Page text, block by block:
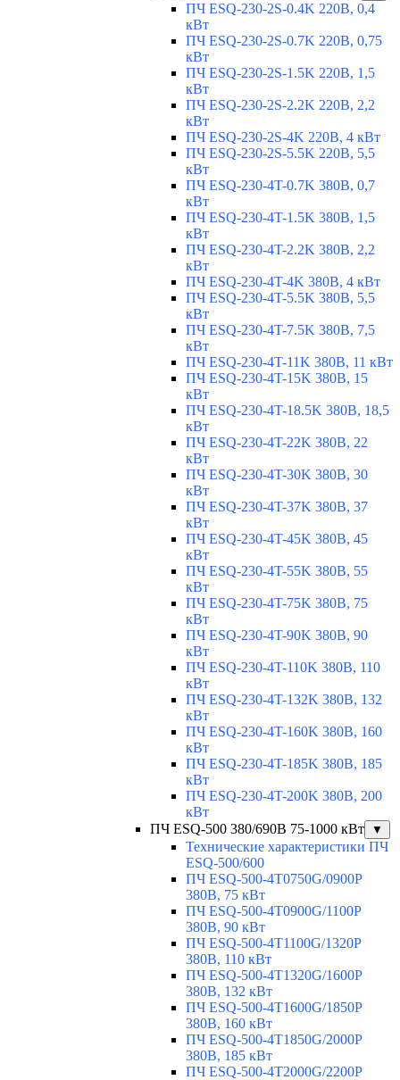
ПЧ ESQ-230-2S-0.4K 220В, 0,4
кВт
ПЧ ESQ-230-2S-0.7K 220В, 0,75
кВт
ПЧ ESQ-230-2S-1.5K 220В, 1,5
кВт
ПЧ ESQ-230-2S-2.2K 220В, 2,2
кВт
ПЧ ESQ-230-2S-4K 220В, 4 кВт
ПЧ ESQ-230-2S-5.5K 220В, 5,5
кВт
ПЧ ESQ-230-4T-0.7K 380В, 0,7
кВт
ПЧ ESQ-230-4T-1.5K 380В, 1,5
кВт
ПЧ ESQ-230-4T-2.2K 380В, 2,2
кВт
ПЧ ESQ-230-4T-4K 380В, 4 кВт
ПЧ ESQ-230-4T-5.5K 380В, 5,5
кВт
ПЧ ESQ-230-4T-7.5K 380В, 7,5
кВт
ПЧ ESQ-230-4T-11K 380В, 11 кВт
ПЧ ESQ-230-4T-15K 380В, 15
кВт
ПЧ ESQ-230-4T-18.5K 380В, 18,5
кВт
ПЧ ESQ-230-4T-22K 380В, 22
кВт
ПЧ ESQ-230-4T-30K 380В, 30
кВт
ПЧ ESQ-230-4T-37K 380В, 37
кВт
ПЧ ESQ-230-4T-45K 380В, 45
кВт
ПЧ ESQ-230-4T-55K 380В, 55
кВт
ПЧ ESQ-230-4T-75K 380В, 75
кВт
ПЧ ESQ-230-4T-90K 380В, 90
кВт
ПЧ ESQ-230-4T-110K 380В, 110
кВт
ПЧ ESQ-230-4T-132K 380В, 132
кВт
ПЧ ESQ-230-4T-160K 380В, 160
кВт
ПЧ ESQ-230-4T-185K 380В, 185
кВт
ПЧ ESQ-230-4T-200K 380В, 200
кВт
ПЧ ESQ-500 380/690В 75-1000 кВт
▼
Технические характеристики ПЧ
ESQ-500/600
ПЧ ESQ-500-4T0750G/0900P
380В, 75 кВт
ПЧ ESQ-500-4T0900G/1100P
380В, 90 кВт
ПЧ ESQ-500-4T1100G/1320P
380В, 110 кВт
ПЧ ESQ-500-4T1320G/1600P
380В, 132 кВт
ПЧ ESQ-500-4T1600G/1850P
380В, 160 кВт
ПЧ ESQ-500-4T1850G/2000P
380В, 185 кВт
ПЧ ESQ-500-4T2000G/2200P